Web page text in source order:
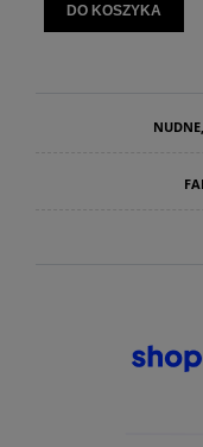
DO KOSZYKA